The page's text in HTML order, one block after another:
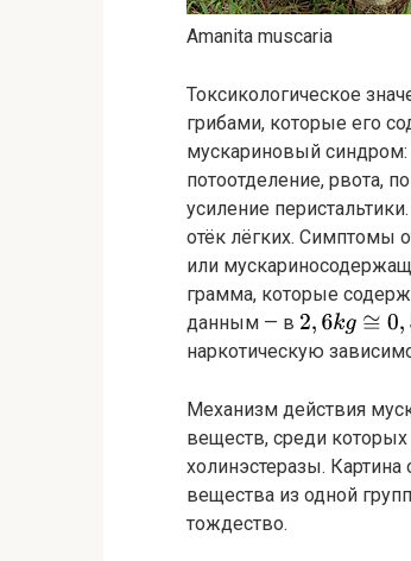
Amanita muscaria
Токсикологическое
грибами, которые его
мускариновый
потоотделение, рвота,
усиление
отёк лёгких. Симптомы
или
грамма, которые
данным — в
наркотическую
Механизм действия
веществ, среди
холинэстеразы.
вещества из одной
тождество.